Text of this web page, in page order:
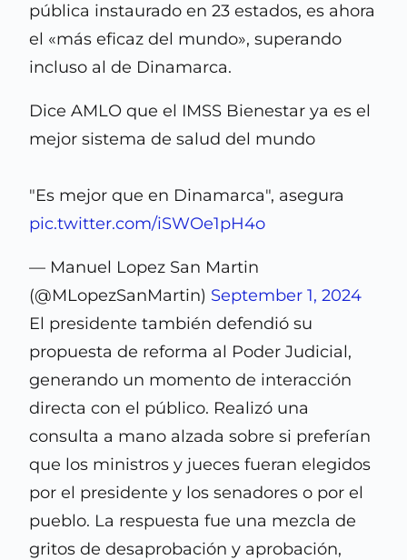
pública instaurado en 23 estados, es ahora
el «más eficaz del mundo», superando
incluso al de Dinamarca.
Dice AMLO que el IMSS Bienestar ya es el
mejor sistema de salud del mundo
"Es mejor que en Dinamarca", asegura
pic.twitter.com/iSWOe1pH4o
— Manuel Lopez San Martin
(@MLopezSanMartin) September 1, 2024
El presidente también defendió su
propuesta de reforma al Poder Judicial,
generando un momento de interacción
directa con el público. Realizó una
consulta a mano alzada sobre si preferían
que los ministros y jueces fueran elegidos
por el presidente y los senadores o por el
pueblo. La respuesta fue una mezcla de
gritos de desaprobación y aprobación,